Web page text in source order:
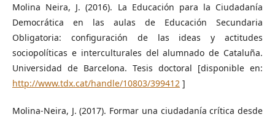
Molina Neira, J. (2016). La Educación para la Ciudadanía
Democrática en las aulas de Educación Secundaria
Obligatoria: configuración de las ideas y actitudes
sociopolíticas e interculturales del alumnado de Cataluña.
Universidad de Barcelona. Tesis doctoral [disponible en:
http://www.tdx.cat/handle/10803/399412 ]
Molina-Neira, J. (2017). Formar una ciudadanía crítica desde